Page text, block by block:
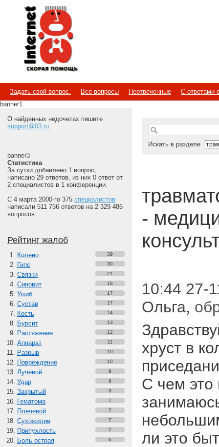
Internet
Скорая помощь
Задать свой вопрос. Все вопросы Неотвеченные
С ответами
banner1
О найденных недочетах пишите
support@03.ru.
banner3
Статистика
За сутки добавлено 1 вопрос,
написано 29 ответов, из них 0 ответ от
2 специалистов в 1 конференции.
С 4 марта 2000-го 375 специалистов
написали 511 756 ответов на 2 329 486
вопросов
Рейтинг жалоб
Колено 39
Гипс 30
Связки 21
Синовит 18
Ушиб 17
Сустав 17
Кость 14
Бурсит 13
Растяжение 12
Аппарат 11
Разрыв 10
Повреждение 10
Лучевой 9
Удар 9
Закрытый 9
Гематома 7
Плечевой 7
Сухожилие 7
Припухлость 7
Боль острая 6
Искать в разделе
-
10:44 27-
Ольга,
хруст в
С чем это
ли это